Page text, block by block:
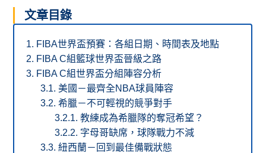
文章目錄
FIBA世界盃預賽：各組日期、時間表及地點
FIBA C組籃球世界盃晉級之路
FIBA C組世界盃分組陣容分析
美國－最齊全NBA球員陣容
希臘－不可輕視的競爭對手
教練成為希臘隊的奪冠希望？
字母哥缺席，球隊戰力不減
紐西蘭－回到最佳備戰狀態